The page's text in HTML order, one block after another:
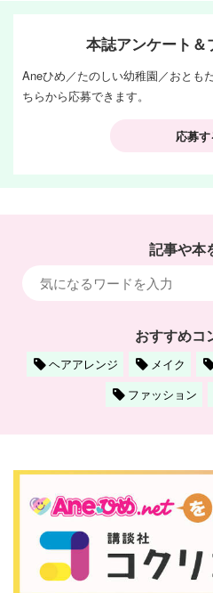
本誌アンケート＆
Aneひめ／たのしい幼稚園／おと
ちらから応募できます。
応募す
記事や本
おすすめコ
ヘアアレンジ メイク
ファッション